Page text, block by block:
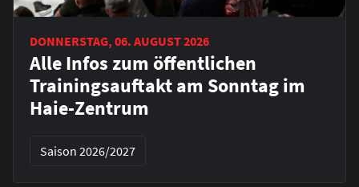
DONNERSTAG, 06. AUGUST 2026
Alle Infos zum öffentlichen
Trainingsauftakt am Sonntag im
Haie-Zentrum
Saison 2026/2027